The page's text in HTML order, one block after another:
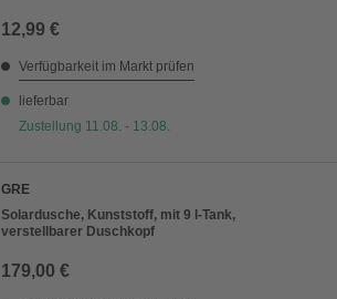
12,99 €
Verfügbarkeit im Markt prüfen
lieferbar
Zustellung 11.08. - 13.08.
GRE
Solardusche, Kunststoff, mit 9 l-Tank,
verstellbarer Duschkopf
179,00 €